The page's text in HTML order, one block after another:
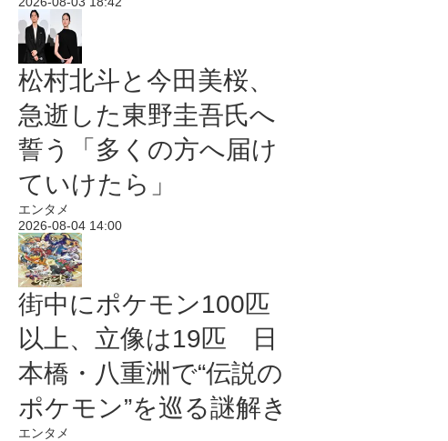
松村北斗と今田美桜、
急逝した東野圭吾氏へ
誓う「多くの方へ届け
ていけたら」
エンタメ
2026-08-04 14:00
街中にポケモン100匹
以上、立像は19匹 日
本橋・八重洲で“伝説の
ポケモン”を巡る謎解き
エンタメ